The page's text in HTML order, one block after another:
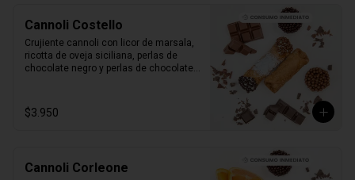
Cannoli Costello
Crujiente cannoli con licor de marsala,
ricotta de oveja siciliana, perlas de
chocolate negro y perlas de chocolate
$3.950
Cannoli Corleone